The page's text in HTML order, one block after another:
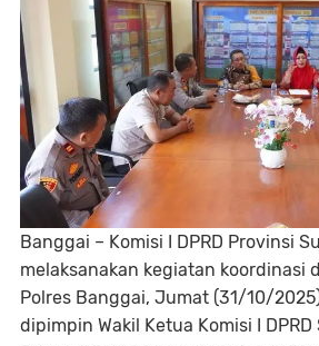
Banggai – Komisi I DPRD Provinsi
melaksanakan kegiatan koordinasi
Polres Banggai, Jumat (31/10/
dipimpin Wakil Ketua Komisi I